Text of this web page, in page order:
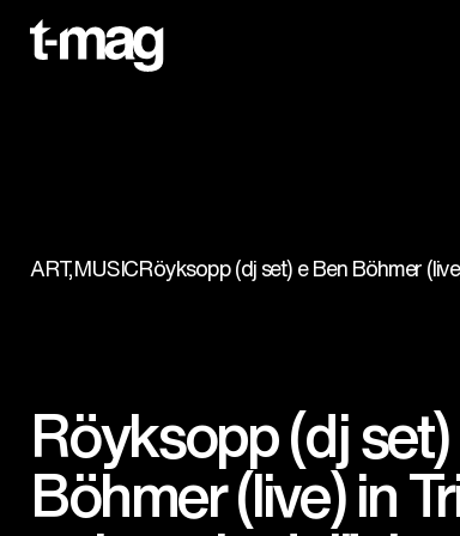
ART,MUSICRöyksopp (dj set) e Ben Böhmer
Röyksopp (dj
Böhmer (live) in